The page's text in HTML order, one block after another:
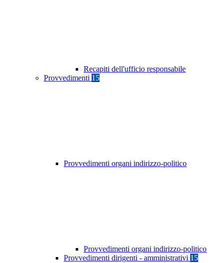
Recapiti dell'ufficio responsabile
Provvedimenti 15
Provvedimenti organi indirizzo-politico
Provvedimenti organi indirizzo-politico
Provvedimenti dirigenti - amministrativi 15